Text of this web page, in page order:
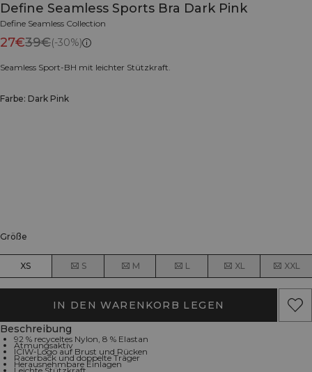
Define Seamless Sports Bra Dark Pink
Define Seamless Collection
27€39€(-30%)
Seamless Sport-BH mit leichter Stützkraft.
Farbe: Dark Pink
Größe
XS S M L XL XXL
IN DEN WARENKORB LEGEN
Beschreibung
92 % recyceltes Nylon, 8 % Elastan
Atmungsaktiv
ICIW-Logo auf Brust und Rücken
Racerback und doppelte Träger
Herausnehmbare Einlagen